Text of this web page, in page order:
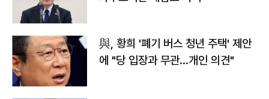
與, 황희 '폐기 버스 청년 주택' 제안
에 "당 입장과 무관…개인 의견"